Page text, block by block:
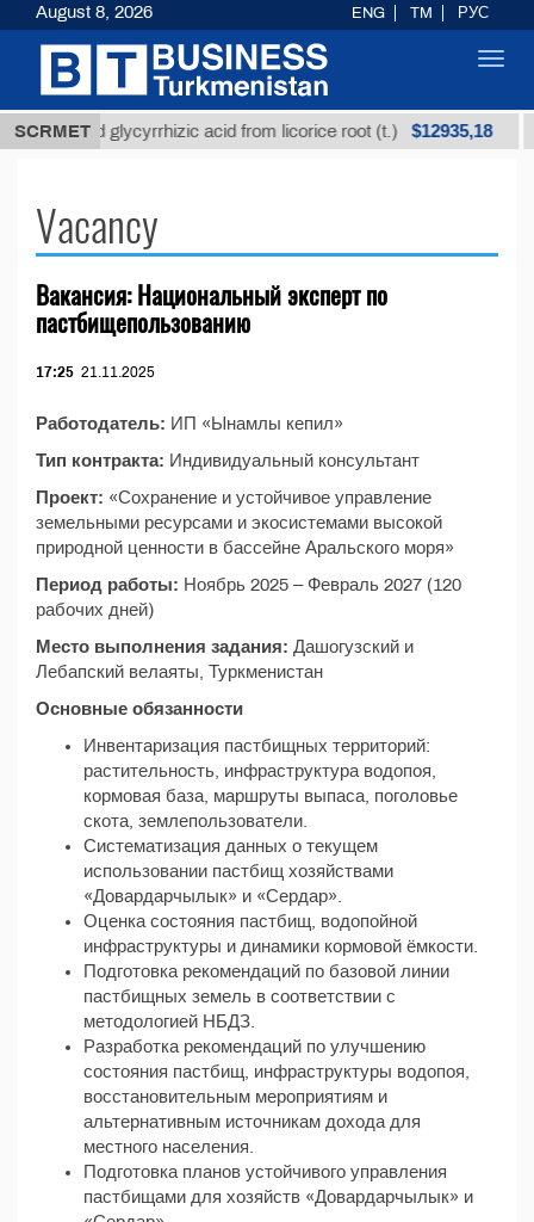
SCRMET
Unrefined glycyrrhizic acid from licorice root (t.) $12935,18
Vacancy
Вакансия: Национальный эксперт по
пастбищепользованию
17:25 21.11.2025
Работодатель: ИП «Ынамлы кепил»
Тип контракта: Индивидуальный консультант
Проект: «Сохранение и устойчивое управление
земельными ресурсами и экосистемами высокой
природной ценности в бассейне Аральского моря»
Период работы: Ноябрь 2025 – Февраль 2027 (120
рабочих дней)
Место выполнения задания: Дашогузский и
Лебапский велаяты, Туркменистан
Основные обязанности
Инвентаризация пастбищных территорий:
растительность, инфраструктура водопоя,
кормовая база, маршруты выпаса, поголовье
скота, землепользователи.
Систематизация данных о текущем
использовании пастбищ хозяйствами
«Довардарчылык» и «Сердар».
Оценка состояния пастбищ, водопойной
инфраструктуры и динамики кормовой ёмкости.
Подготовка рекомендаций по базовой линии
пастбищных земель в соответствии с
методологией НБДЗ.
Разработка рекомендаций по улучшению
состояния пастбищ, инфраструктуры водопоя,
восстановительным мероприятиям и
альтернативным источникам дохода для
местного населения.
Подготовка планов устойчивого управления
пастбищами для хозяйств «Довардарчылык» и
August 8, 2026 ENG TM РУС